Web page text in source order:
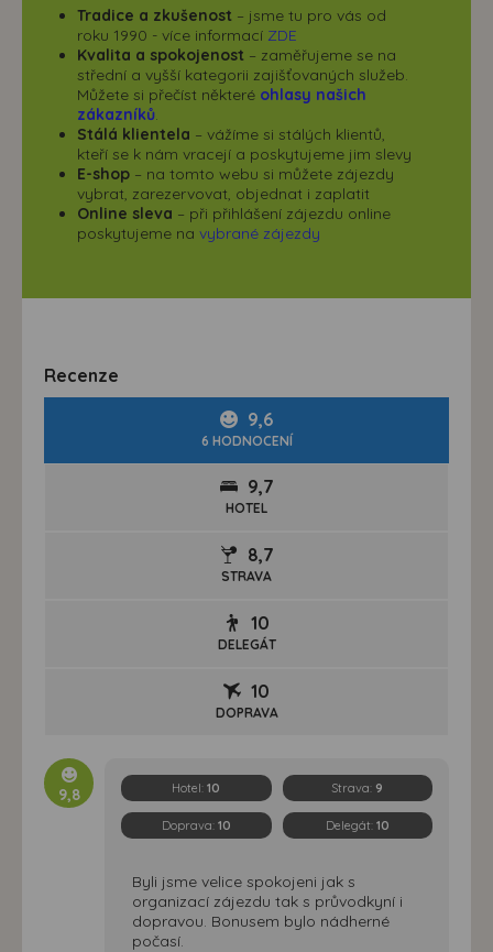
Tradice a zkušenost – jsme tu pro vás od
roku 1990 - více informací ZDE
Kvalita a spokojenost – zaměřujeme se na
střední a vyšší kategorii zajišťovaných služeb.
Můžete si přečíst některé ohlasy našich
zákazníků
Stálá klientela – vážíme si stálých klientů,
kteří se k nám vracejí a poskytujeme jim slevy
E-shop – na tomto webu si můžete zájezdy
vybrat, zarezervovat, objednat i zaplatit
Online sleva – při přihlášení zájezdu online
poskytujeme na vybrané zájezdy
Recenze
9,6
6 HODNOCENÍ
9,7
HOTEL
8,7
STRAVA
10
DELEGÁT
10
DOPRAVA
9,8 Hotel:10 Strava: 9
Doprava: 10 Delegát: 10
Byli jsme velice spokojeni jak s
organizací zájezdu tak s průvodkyní i
dopravou. Bonusem bylo nádherné
počasí.